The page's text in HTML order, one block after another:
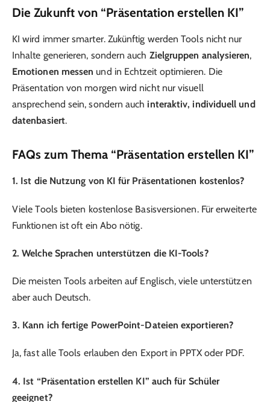
Die Zukunft von “Präsentation erstellen KI”
KI wird immer smarter. Zukünftig werden Tools nicht nur
Inhalte generieren, sondern auch Zielgruppen analysieren,
Emotionen messen und in Echtzeit optimieren. Die
Präsentation von morgen wird nicht nur visuell
ansprechend sein, sondern auch interaktiv, individuell und
datenbasiert.
FAQs zum Thema “Präsentation erstellen KI”
1. Ist die Nutzung von KI für Präsentationen kostenlos?
Viele Tools bieten kostenlose Basisversionen. Für erweiterte
Funktionen ist oft ein Abo nötig.
2. Welche Sprachen unterstützen die KI-Tools?
Die meisten Tools arbeiten auf Englisch, viele unterstützen
aber auch Deutsch.
3. Kann ich fertige PowerPoint-Dateien exportieren?
Ja, fast alle Tools erlauben den Export in PPTX oder PDF.
4. Ist “Präsentation erstellen KI” auch für Schüler
geeignet?